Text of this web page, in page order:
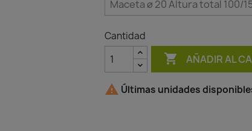
Cantidad
 AÑADIR AL
 Últimas unidades